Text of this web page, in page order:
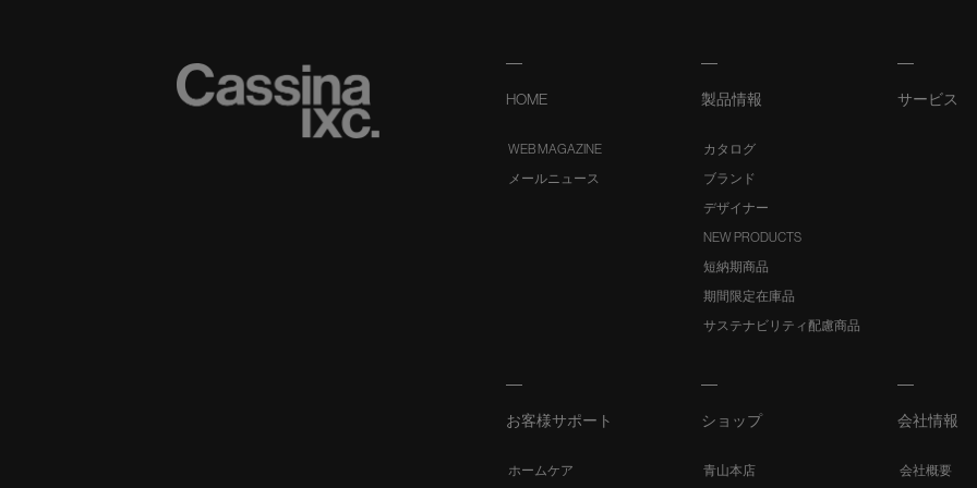
HOME
WEB MAGAZINE
メールニュース
製品情報
カタログ
ブランド
デザイナー
NEW PRODUCTS
短納期商品
期間限定在庫品
サステナビリティ配慮商品
サービス
お客様サポート
ホームケア
ショップ
青山本店
会社情報
会社概要